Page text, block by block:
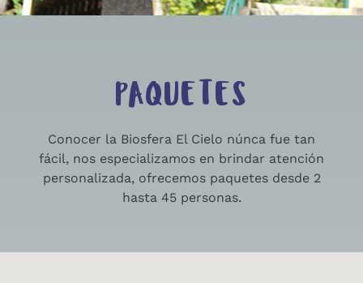
PAQUETES
Conocer la Biosfera El Cielo núnca fue tan
fácil, nos especializamos en brindar atención
personalizada, ofrecemos paquetes desde 2
hasta 45 personas.